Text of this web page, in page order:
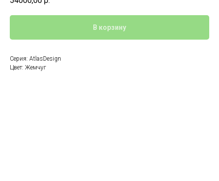
В корзину
Серия: AtlasDesign
Цвет: Жемчуг